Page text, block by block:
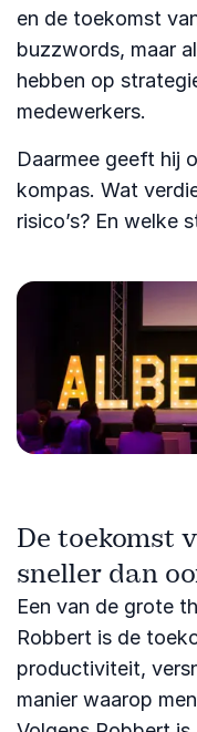
en de toekomst
buzzwords, maar
hebben op
medewerkers.
Daarmee geeft hij
kompas. Wat
risico’s? En welke
De toekomst
sneller dan
Een van de grote
Robbert is de
productiviteit,
manier waarop